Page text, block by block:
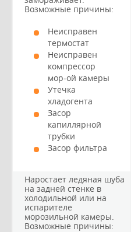
Возможные причины:
Неисправен
термостат
Неисправен
компрессор
мор-ой камеры
Утечка
хладогента
Засор
капиллярной
трубки
Засор фильтра
Наростает ледяная шуба
на задней стенке в
холодильной или на
испарителе
морозильной камеры.
Возможные причины: